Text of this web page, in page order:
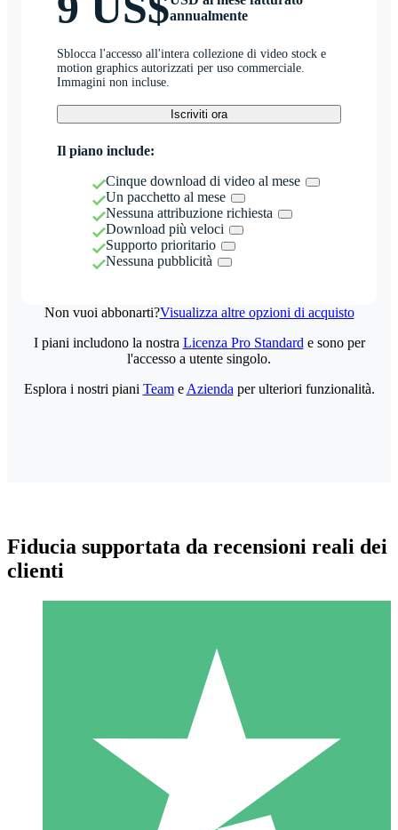
annualmente
Sblocca l'accesso all'intera collezione di video stock e
motion graphics autorizzati per uso commerciale.
Immagini non incluse.
Iscriviti ora
Il piano include:
Cinque download di video al mese
Un pacchetto al mese
Nessuna attribuzione richiesta
Download più veloci
Supporto prioritario
Nessuna pubblicità
Non vuoi abbonarti?Visualizza altre opzioni di acquisto
Pacchetti di Crediti Individuali
Paga a consumo con crediti di download. Nessun impegno
1 Download
I piani includono la nostra Licenza Pro Standard e sono per
l'accesso a utente singolo.
Esplora i nostri piani Teame Azienda per ulteriori funzionalità.
Fiducia supportata da recensioni reali dei
clienti